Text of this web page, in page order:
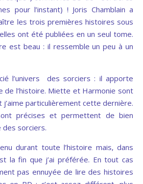
pour l’instant) ! Joris Chamblain a
les trois premières histoires sous
ont été publiées en un seul tome.
est beau : il ressemble un peu à un
l’univers des sorciers : il apporte
de l’histoire. Miette et Harmonie sont
j’aime particulièrement cette dernière.
précises et permettent de bien
des sorciers.
durant toute l’histoire mais, dans
la fin que j’ai préférée. En tout cas
pas ennuyée de lire des histoires